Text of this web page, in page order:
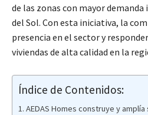
de las zonas con mayor
del Sol. Con esta iniciativa, la
presencia en el sector y
viviendas de alta calidad en la
Índice de Contenidos:
AEDAS Homes construye y